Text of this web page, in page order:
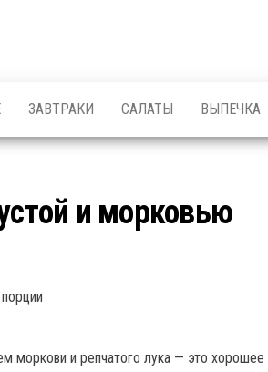
ЗАВТРАКИ САЛАТЫ ВЫПЕЧКА
и морковью
моркови и репчатого лука — это хорошее